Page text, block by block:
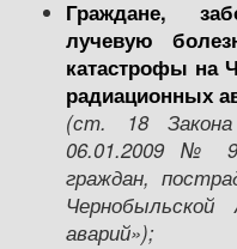
Граждане,
лучевую
катастрофы на
радиационных
(ст. 18
06.01.2009 №
граждан,
аварий»);